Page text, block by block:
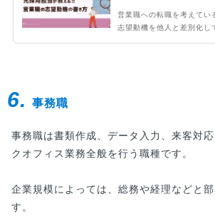
営業職への転職を考えてい
志望動機を他人と差別化し
6. 事務職
事務職は書類作成、データ入力、来客対
クオフィス業務全般を行う職種です。
企業規模によっては、総務や経理などと
す。